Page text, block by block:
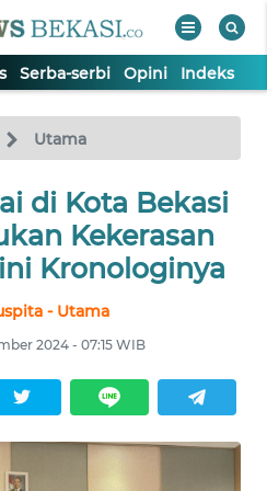
Serba-serbi Opini Indeks
Utama
di Kota Bekasi
Kekerasan
Kronologinya
- Utama
2024 - 07:15 WIB